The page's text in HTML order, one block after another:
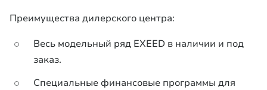
Преимущества дилерского центра:
Весь модельный ряд EXEED в наличии и под
заказ.
Специальные финансовые программы для